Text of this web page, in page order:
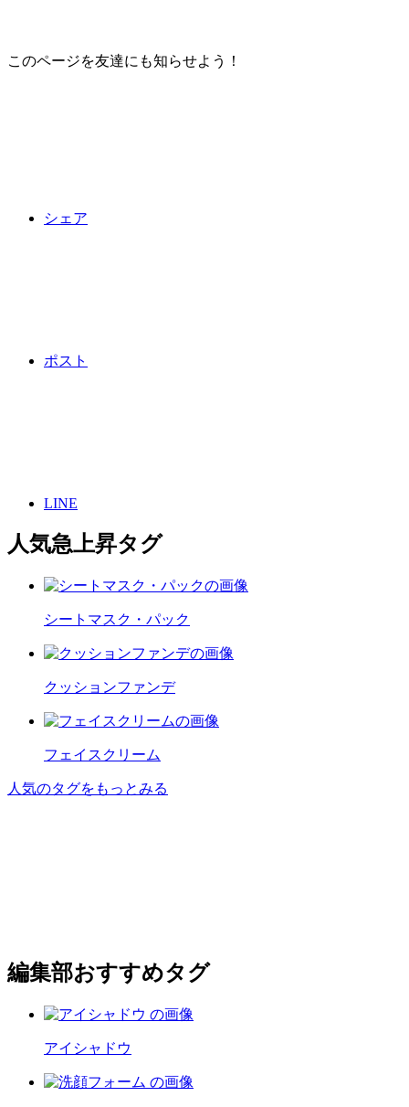
このページを友達にも知らせよう！
シェア
ポスト
LINE
人気急上昇タグ
シートマスク・パック
クッションファンデ
フェイスクリーム
人気のタグをもっとみる
編集部おすすめタグ
アイシャドウ